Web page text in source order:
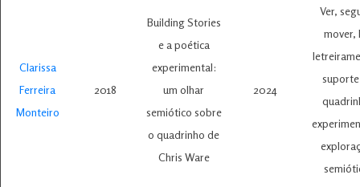
Clarissa
Ferreira
Monteiro
2018
Building Stories
e a poética
experimental:
um olhar
semiótico sobre
o quadrinho de
Chris Ware
2024
Ver,
mover,